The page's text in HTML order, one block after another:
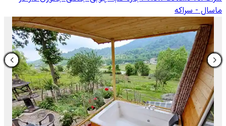
ماسال - سراکه